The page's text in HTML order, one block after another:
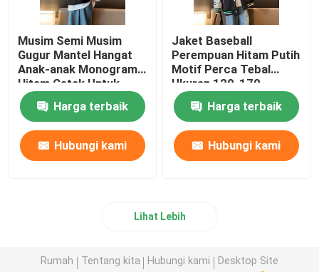
Musim Semi Musim
Gugur Mantel Hangat
Anak-anak Monogram
Hitam Cetak Untuk
Anak Perempuan Usia
4-16
Harga terbaik
Hubungi kami
Jaket Baseball
Perempuan Hitam Putih
Motif Perca Tebal
Ukuran 120-170
Harga terbaik
Hubungi kami
Lihat Lebih
Rumah Tentang kita Hubungi kami Desktop Site